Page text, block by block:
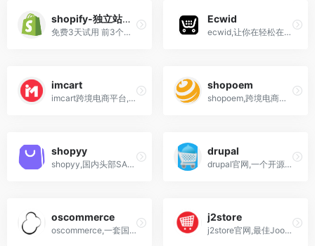
shopify-独立站必备 免费试用
免费3天试用 前3个月仅需$1/月! 最好的一站式跨境电商建站平台,傻瓜式建站,一键安装各种主题,插件,适合大中小各种跨境卖家!
Ecwid
ecwid,让你在轻松在网站以及Facebook,instagram,Tumblr等社交媒体上添加店铺
imcart
imcart跨境电商平台,快速建站按月付费,低佣金,高转化率,高性价比,助您轻松开启品牌出海计划
shopoem
shopoem,跨境电商免费独立站建站,OEMSAAS建站平台,私有化部署,测品跑数据,站群福音
shopyy
shopyy,国内头部SAAS建站公司,高转化率,高性价比,适合中国跨境卖家的品牌独立站建站工具,15天免费试用!
drupal
drupal官网,一个开源的内容管理系统(CMS) 平台,独立站电商建站软件
oscommerce
oscommerce,一套国际著名的开源免费的电子商务系统
j2store
j2store官网,最佳Joomla购物车和电子商务插件